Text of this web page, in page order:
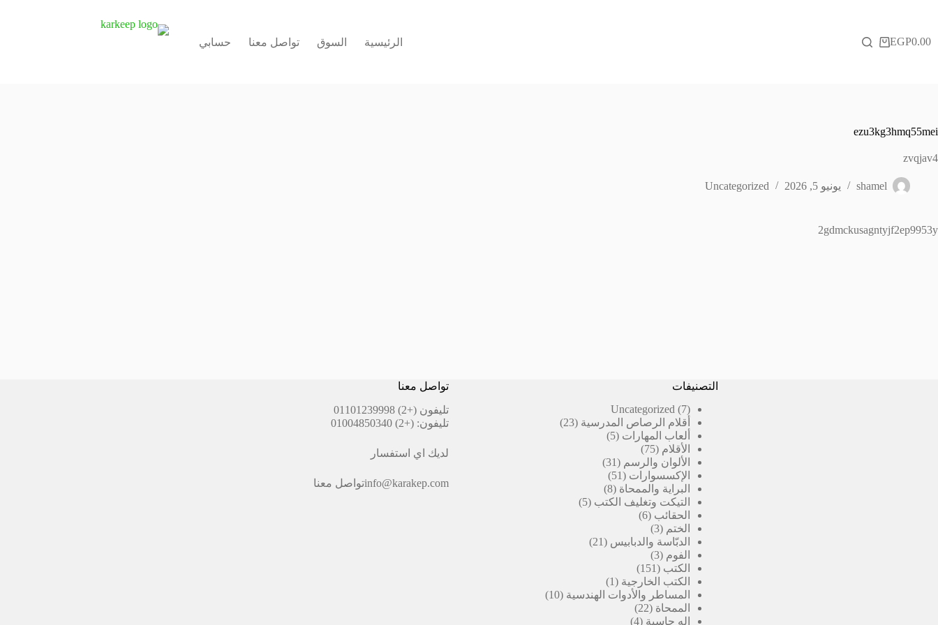
عربةEGP0.00 الرئيسية السوق تواصل معنا حسابي
ezu3kg3hmq55mei
zvqjav4
shamel يونيو 5, 2026 Uncategorized
2gdmckusagntyjf2ep9953y
التصنيفات
Uncategorized
7
7
منتجات
أقلام الرصاص المدرسية 23
23
ألعاب المهارات 5
5
الأقلام 75
75
منتج
الألوان والرسم 31
31
الإكسسوارات 51
51
منتج
البراية والممحاة 8
8
منتجاتالتيكت وتغليف الكتب 5
5
الحقائب 6
6
الختم 3
3
منتجات
الدبّاسة والدبابيس 21
21
الفوم 3
3
منتجات
الكتب 151
151
منتج
الكتب الخارجية 1
منتج
المساطر والأدوات الهندسية 10
10
الممحاة 22
22
منتج
اله حاسبة 4
4
تواصل معنا
تليفون (+2) 01101239998
تليفون: (+2) 01004850340
لديك اي استفسار
info@karakep.comتواصل معنا